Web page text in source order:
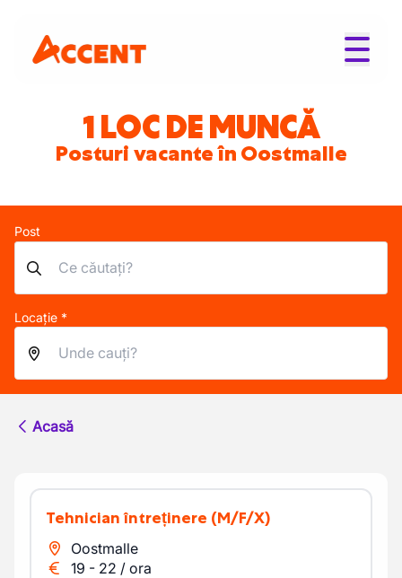
1 LOC DE MUNCĂ
Posturi vacante în Oostmalle
Post
Locație *
Acasă
Tehnician întreținere (M/F/X)
Oostmalle
19 - 22 / ora